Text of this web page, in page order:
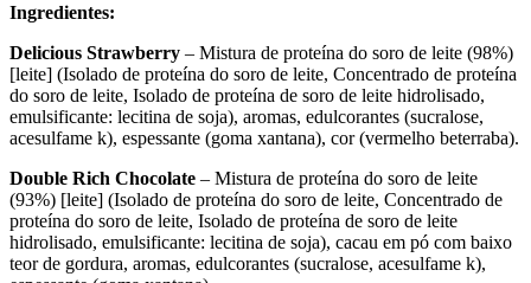
Ingredientes:
Delicious Strawberry – Mistura de proteína do soro de leite (98%)
[leite] (Isolado de proteína do soro de leite, Concentrado de proteína
do soro de leite, Isolado de proteína de soro de leite hidrolisado,
emulsificante: lecitina de soja), aromas, edulcorantes (sucralose,
acesulfame k), espessante (goma xantana), cor (vermelho beterraba).
Double Rich Chocolate – Mistura de proteína do soro de leite
(93%) [leite] (Isolado de proteína do soro de leite, Concentrado de
proteína do soro de leite, Isolado de proteína de soro de leite
hidrolisado, emulsificante: lecitina de soja), cacau em pó com baixo
teor de gordura, aromas, edulcorantes (sucralose, acesulfame k),